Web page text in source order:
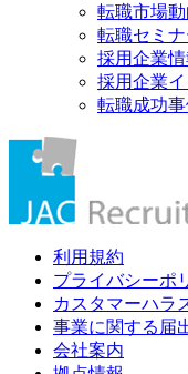
転職市場動
転職セミナ
採用企業情
採用企業
転職成功事
利用規約
プライバシーポ
カスタマーハラ
事業に関する届
会社案内